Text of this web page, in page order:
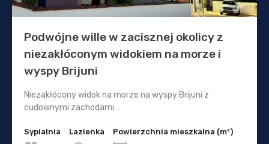
Podwójne wille w zacisznej okolicy z
niezakłóconym widokiem na morze i
wyspy Brijuni
Niezakłócony widok na morze na wyspy Brijuni z
cudownymi zachodami…
Sypialnia
Lazienka
Powierzchnia mieszkalna (m²)